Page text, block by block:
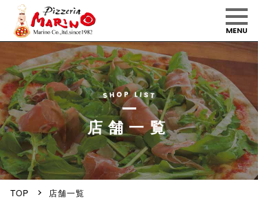
MENU
店舗一覧
TOP 店舗一覧